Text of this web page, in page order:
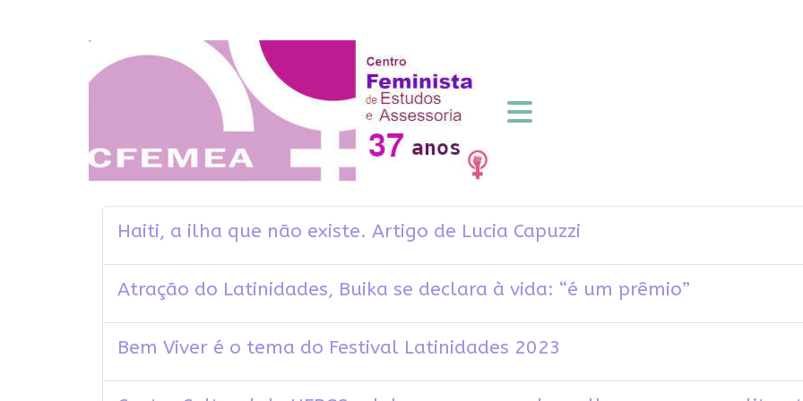
Haiti, a ilha que não existe. Artigo de Lucia Capuzzi
Atração do Latinidades, Buika se declara à vida: “é um prêmio”
Bem Viver é o tema do Festival Latinidades 2023